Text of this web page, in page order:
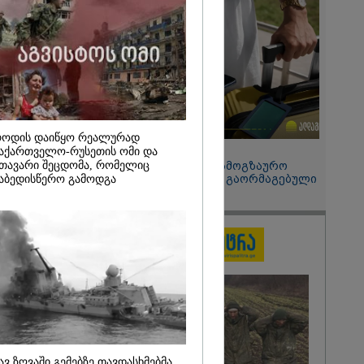
20%-ის
მისი
ვერ
ამ
- ირაკლი
15:49 / 06-08-2026
შეიძინე ალდაგის სამოგზაურო
დაზღვევა და მიიღე გაორმაგებული
დაიწყო რეალურად
რუსეთის ომი და
შეცდომა, რომელიც
გამოდგა